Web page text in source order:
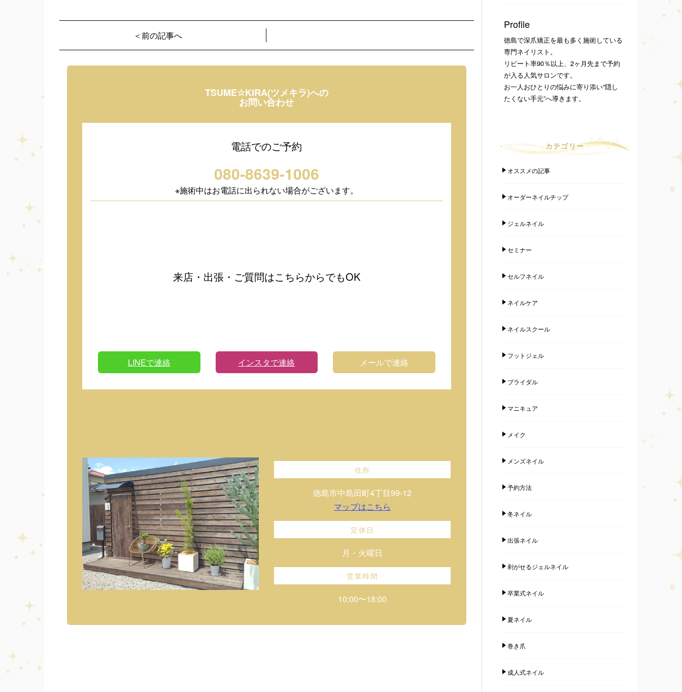
＜前の記事へ
TSUME☆KIRA(ツメキラ)への
お問い合わせ
電話でのご予約
080-8639-1006
※施術中はお電話に出られない場合がございます。
来店・出張・ご質問はこちらからでもOK
LINEで連絡 インスタで連絡 メールで連絡
住所
徳島市中島田町4丁目99-12
マップはこちら
定休日
月・火曜日
営業時間
10:00〜18:00
Profile
徳島で深爪矯正を最も多く施術している
専門ネイリスト。
リピート率90％以上、2ヶ月先まで予約
が入る人気サロンです。
お一人おひとりの悩みに寄り添い“隠し
たくない手元”へ導きます。
カテゴリー
オススメの記事
オーダーネイルチップ
ジェルネイル
セミナー
セルフネイル
ネイルケア
ネイルスクール
フットジェル
ブライダル
マニキュア
メイク
メンズネイル
予約方法
冬ネイル
出張ネイル
剥がせるジェルネイル
卒業式ネイル
夏ネイル
巻き爪
成人式ネイル